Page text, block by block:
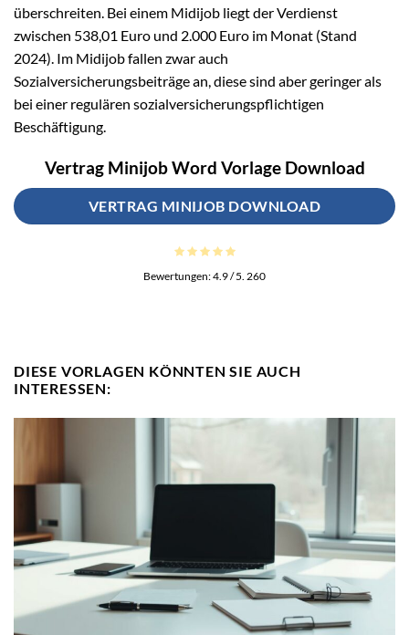
überschreiten. Bei einem Midijob liegt der Verdienst
zwischen 538,01 Euro und 2.000 Euro im Monat (Stand
2024). Im Midijob fallen zwar auch
Sozialversicherungsbeiträge an, diese sind aber geringer als
bei einer regulären sozialversicherungspflichtigen
Beschäftigung.
Vertrag Minijob Word Vorlage Download
VERTRAG MINIJOB DOWNLOAD
Bewertungen:4.9/ 5. 260
DIESE VORLAGEN KÖNNTEN SIE AUCH
INTERESSEN: